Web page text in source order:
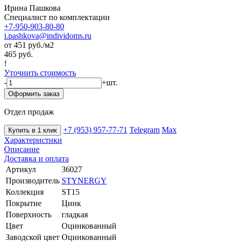
Ирина Пашкова
Специалист по комплектации
+7-950-903-80-80
i.pashkova@individoms.ru
от 451 руб./м2
465 руб.
!
Уточнить стоимость
-
+шт.
Оформить заказ
Отдел продаж
Купить в 1 клик +7 (953) 957-77-71 Telegram Max
Характеристики
Описание
Доставка и оплата
Артикул
36027
Производитель STYNERGY
Коллекция
ST15
Покрытие
Цинк
Поверхность
гладкая
Цвет
Оцинкованный
Заводской цвет Оцинкованный